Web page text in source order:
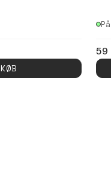
KØB
59